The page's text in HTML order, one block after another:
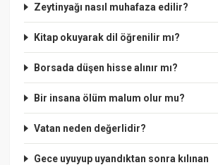
Zeytinyağı nasıl muhafaza edilir?
Kitap okuyarak dil öğrenilir mı?
Borsada düşen hisse alınır mı?
Bir insana ölüm malum olur mu?
Vatan neden değerlidir?
Gece uyuyup uyandıktan sonra kılınan